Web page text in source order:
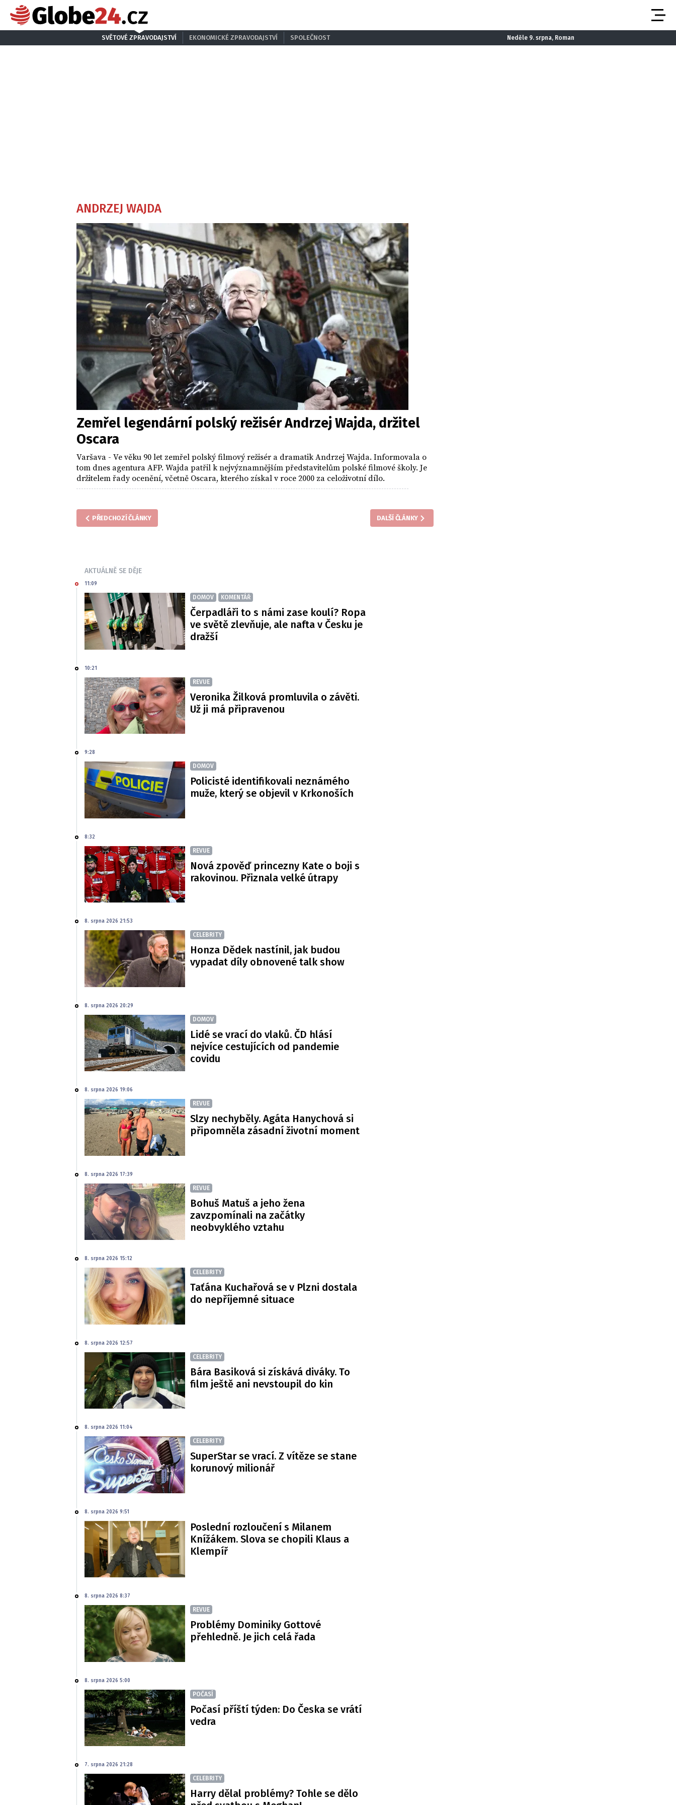
SVĚTOVÉ ZPRAVODAJSTVÍ EKONOMICKÉ ZPRAVODAJSTVÍ SPOLEČNOST Neděle 9. srpna, Roman
ANDRZEJ WAJDA
Zemřel legendární polský režisér Andrzej Wajda, držitel
Oscara
Varšava - Ve věku 90 let zemřel polský filmový režisér a dramatik Andrzej Wajda. Informovala o
tom dnes agentura AFP. Wajda patřil k nejvýznamnějším představitelům polské filmové školy. Je
držitelem řady ocenění, včetně Oscara, kterého získal v roce 2000 za celoživotní dílo.
PŘEDCHOZÍ ČLÁNKY DALŠÍ ČLÁNKY
AKTUÁLNĚ SE DĚJE
11:09
DOMOV KOMENTÁŘ
Čerpadláři to s námi zase koulí? Ropa
ve světě zlevňuje, ale nafta v Česku je
dražší
10:21
REVUE
Veronika Žilková promluvila o závěti.
Už ji má připravenou
9:28
DOMOV
Policisté identifikovali neznámého
muže, který se objevil v Krkonoších
8:32
REVUE
Nová zpověď princezny Kate o boji s
rakovinou. Přiznala velké útrapy
8. srpna 2026 21:53
CELEBRITY
Honza Dědek nastínil, jak budou
vypadat díly obnovené talk show
8. srpna 2026 20:29
DOMOV
Lidé se vrací do vlaků. ČD hlásí
nejvíce cestujících od pandemie
covidu
8. srpna 2026 19:06
REVUE
Slzy nechyběly. Agáta Hanychová si
připomněla zásadní životní moment
8. srpna 2026 17:39
REVUE
Bohuš Matuš a jeho žena
zavzpomínali na začátky
neobvyklého vztahu
8. srpna 2026 15:12
CELEBRITY
Taťána Kuchařová se v Plzni dostala
do nepříjemné situace
8. srpna 2026 12:57
CELEBRITY
Bára Basiková si získává diváky. To
film ještě ani nevstoupil do kin
8. srpna 2026 11:04
CELEBRITY
SuperStar se vrací. Z vítěze se stane
korunový milionář
8. srpna 2026 9:51
Poslední rozloučení s Milanem
Knížákem. Slova se chopili Klaus a
Klempíř
8. srpna 2026 8:37
REVUE
Problémy Dominiky Gottové
přehledně. Je jich celá řada
8. srpna 2026 5:00
POČASÍ
Počasí příští týden: Do Česka se vrátí
vedra
7. srpna 2026 21:28
CELEBRITY
Harry dělal problémy? Tohle se dělo